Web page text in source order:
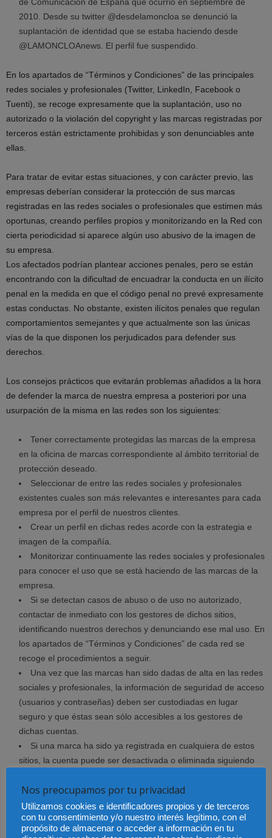
2010. Desde su twitter @desdelamoncloa se denunció la
suplantación de identidad que se estaba haciendo desde
@LAMONCLOAnews. El perfil fue suspendido.
En los apartados de “Términos y Condiciones” de las principales
redes sociales y profesionales (Twitter, LinkedIn, Facebook o
Tuenti), se recoge expresamente que la suplantación, uso no
autorizado o la violación del copyright y las marcas registradas por
terceros están estrictamente prohibidas y son denunciables ante
ellas.
Para tratar de evitar estas situaciones, y con carácter previo, las
empresas deberían considerar la protección de sus marcas
registradas en las redes sociales o profesionales que estimen más
oportunas, creando perfiles propios y monitorizando en la Red con
cierta periodicidad si aparece algún uso abusivo de la imagen de
su empresa.
Los afectados podrían plantear acciones penales, pero se están
encontrando con la dificultad de encuadrar la conducta en un ilícito
penal en la medida en que el código penal no prevé expresamente
estas conductas. No obstante, existen ilícitos penales que regulan
comportamientos semejantes y que actualmente son las únicas
vías de la que disponen los perjudicados para defender sus
derechos.
Los consejos prácticos que evitarán problemas añadidos a la hora
de defender la marca de nuestra empresa a posteriori por una
usurpación de la misma en las redes son los siguientes:
Tener correctamente protegidas las marcas de la empresa
en la oficina de marcas correspondiente al ámbito territorial de
protección deseado.
Seleccionar de entre las redes sociales y profesionales
existentes cuales son más relevantes e interesantes para cada
empresa por el perfil de nuestros clientes.
Crear un perfil en dichas redes acorde con la estrategia e
imagen de la compañía.
Monitorizar continuamente las redes sociales y profesionales
para conocer el uso que se está haciendo de las marcas de la
empresa.
Si se detectan casos de abuso o de uso no autorizado,
contactar de inmediato con los gestores de dichos sitios,
identificando nuestros derechos y denunciando ese mal uso. En
los apartados de “Términos y Condiciones” de cada red se
recoge el procedimientos a seguir.
Una vez que las marcas han sido dadas de alta en las redes
sociales y profesionales, la información de seguridad de acceso
(usuarios y contraseñas) deben ser custodiadas en lugar
seguro y que éstas sean sólo accesibles a los gestores de
dichas cuentas.
Si una marca ha sido ya registrada en cualquiera de estos
sitios, la cuenta puede ser desactivada o eliminada siguiendo
momento.
Las compañías deberían implementar políticas internas que
prohíban estrictamente a sus empleados, clientes,
distribuidores y proveedores, la suplantación o el uso de sus
Nos preocupamos por tu privacidad
Utilizamos cookies e identificadores propios y de terceros
con tu consentimiento y/o nuestro interés legítimo, con el
propósito de almacenar o acceder a información en tu